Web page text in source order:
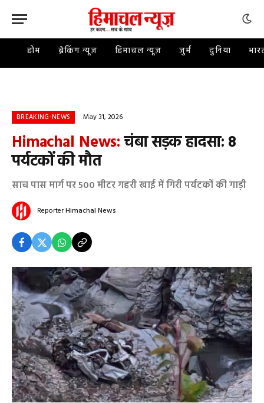
होम ब्रेकिंग न्यूज़ हिमाचल न्यूज़ जुर्म दुनिया
BREAKING-NEWS May 31, 2026
Himachal News:चंबा सड़क हादसा: 8
पर्यटकों की मौत
साच पास मार्ग पर 500 मीटर गहरी खाई में गिरी पर्यटकों की गाड़ी
ReporterHimachal News